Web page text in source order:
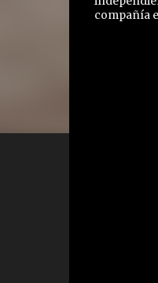
compañía